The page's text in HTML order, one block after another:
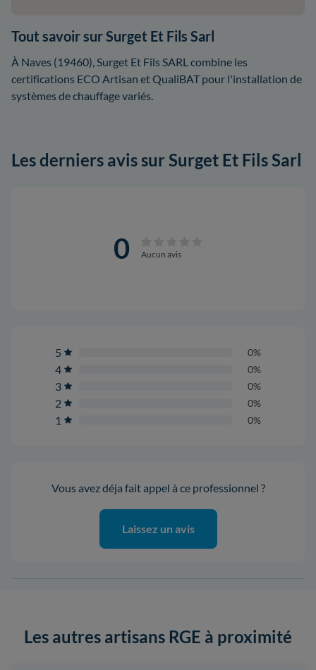
Tout savoir sur Surget Et Fils Sarl
À Naves (19460), Surget Et Fils SARL combine les
certifications ECO Artisan et QualiBAT pour l'installation de
systèmes de chauffage variés.
Les derniers avis sur Surget Et Fils Sarl
0 Aucun avis
5 0%
4 0%
3 0%
2 0%
1 0%
Vous avez déja fait appel à ce professionnel ?
Laissez un avis
Les autres artisans RGE à proximité